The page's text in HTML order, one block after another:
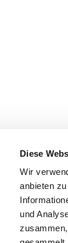
Diese
Wir
anbieten
und